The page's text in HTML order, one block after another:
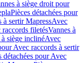
à siège droit pour
Pièces détachées pour
à sertir MapressAvec
raccords filetésVannes à
à siège inclinéAvec
Avec raccords à sertir
détachées pour Avec